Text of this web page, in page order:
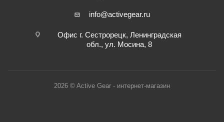
info@activegear.ru
Офис г. Сестрорецк, Ленинградская
обл., ул. Мосина, 8
2026 © Active Gear - интернет-магазин